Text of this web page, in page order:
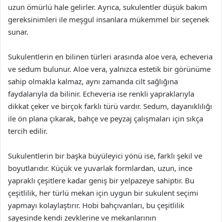
uzun ömürlü hale gelirler. Ayrıca, sukulentler düşük bakım
gereksinimleri ile meşgul insanlara mükemmel bir seçenek
sunar.
Sukulentlerin en bilinen türleri arasında aloe vera, echeveria
ve sedum bulunur. Aloe vera, yalnızca estetik bir görünüme
sahip olmakla kalmaz, aynı zamanda cilt sağlığına
faydalarıyla da bilinir. Echeveria ise renkli yapraklarıyla
dikkat çeker ve birçok farklı türü vardır. Sedum, dayanıklılığı
ile ön plana çıkarak, bahçe ve peyzaj çalışmaları için sıkça
tercih edilir.
Sukulentlerin bir başka büyüleyici yönü ise, farklı şekil ve
boyutlarıdır. Küçük ve yuvarlak formlardan, uzun, ince
yapraklı çeşitlere kadar geniş bir yelpazeye sahiptir. Bu
çeşitlilik, her türlü mekan için uygun bir sukulent seçimi
yapmayı kolaylaştırır. Hobi bahçıvanları, bu çeşitlilik
sayesinde kendi zevklerine ve mekanlarının